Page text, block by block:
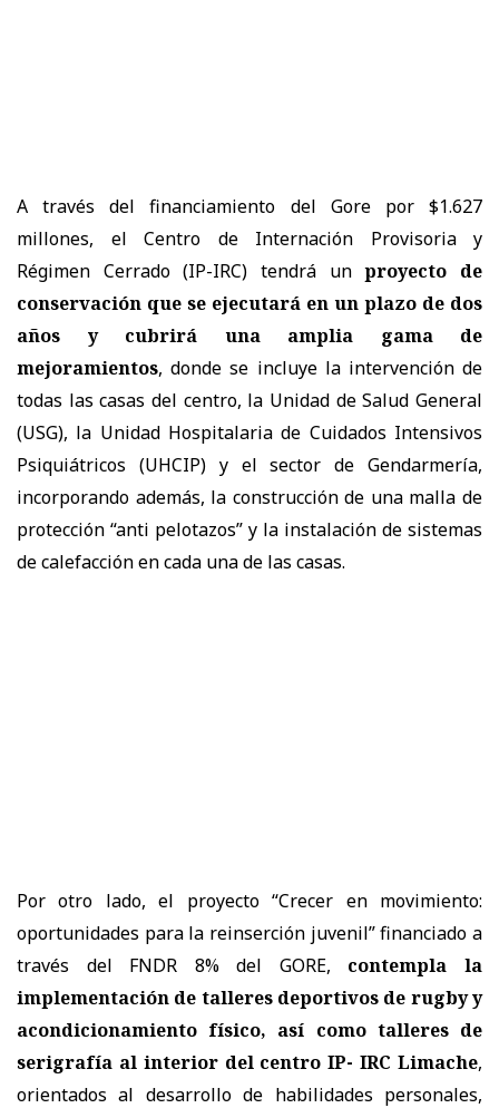
A través del financiamiento del Gore por $1.627
millones, el Centro de Internación Provisoria y
Régimen Cerrado (IP-IRC) tendrá un proyecto de
conservación que se ejecutará en un plazo de dos
años y cubrirá una amplia gama de
mejoramientos, donde se incluye la intervención de
todas las casas del centro, la Unidad de Salud General
(USG), la Unidad Hospitalaria de Cuidados Intensivos
Psiquiátricos (UHCIP) y el sector de Gendarmería,
incorporando además, la construcción de una malla de
protección “anti pelotazos” y la instalación de sistemas
de calefacción en cada una de las casas.
Por otro lado, el proyecto “Crecer en movimiento:
oportunidades para la reinserción juvenil” financiado a
través del FNDR 8% del GORE,
contempla la
implementación de talleres deportivos de rugby y
acondicionamiento físico, así como talleres de
serigrafía al interior del centro IP- IRC Limache,
orientados al desarrollo de habilidades personales,